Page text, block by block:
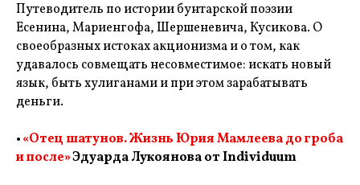
Путеводитель по истории бунтарской поэзии
Есенина, Мариенгофа, Шершеневича, Кусикова. О
своеобразных истоках акционизма и о том, как
удавалось совмещать несовместимое: искать новый
язык, быть хулиганами и при этом зарабатывать
деньги.
•«Отец шатунов. Жизнь Юрия Мамлеева до гроба
и после»Эдуарда Лукоянова от Individuum